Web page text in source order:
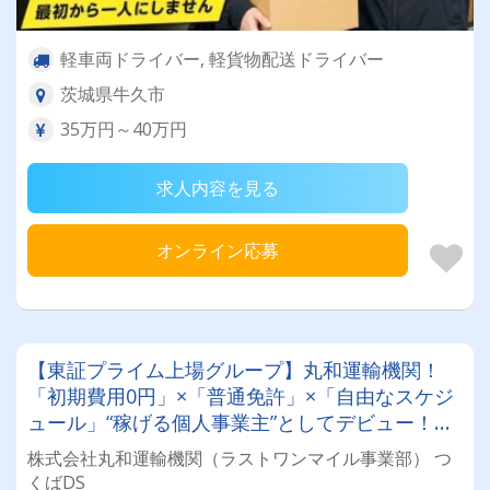
軽車両ドライバー, 軽貨物配送ドライバー
茨城県牛久市
35万円～40万円
求人内容を見る
オンライン応募
【東証プライム上場グループ】丸和運輸機関！
「初期費用0円」×「普通免許」×「自由なスケジ
ュール」“稼げる個人事業主”としてデビュー！確
定申告など充実のサポート体制も♪
株式会社丸和運輸機関（ラストワンマイル事業部） つ
くばDS